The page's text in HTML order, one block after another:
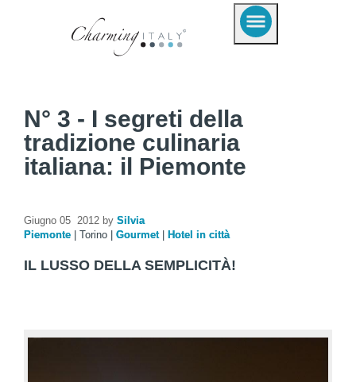
N° 3 - I segreti della
tradizione culinaria
italiana: il Piemonte
Giugno 05 2012 by Silvia
Piemonte
Torino Gourmet Hotel in città
IL LUSSO DELLA SEMPLICITÀ!